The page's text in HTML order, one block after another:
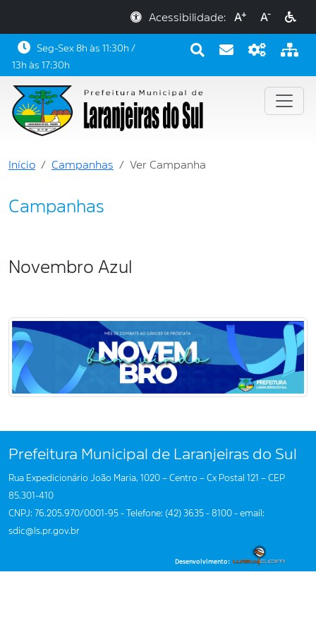
Acessibilidade: A+ A-
Seg-Sex 8h às 11:30h /
13h às 17:30h
Início Campanhas Ver Campanha
Campanhas
Novembro Azul
Prefeitura Municipal de Laranjeiras do Sul
Rua Expedicionário João Maria, 1020 – Centro – Cx Postal 121 – CEP
85.301-410
CNPJ: 76.205.970/0001-95 - Telefone: (42) 3635 - 8100 - email:
sdic@ls.pr.gov.br